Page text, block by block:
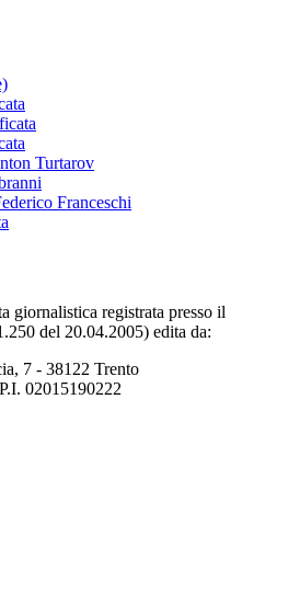
Turtarov
Franceschi
giornalistica registrata presso il
del 20.04.2005) edita da:
7 - 38122 Trento
02015190222